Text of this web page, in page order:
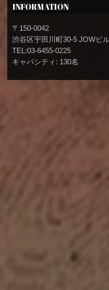
INFORMATION
〒150-0042
渋谷区宇田川町30-5 JOWビ
TEL:03-6455-0225
キャパシティ: 130名